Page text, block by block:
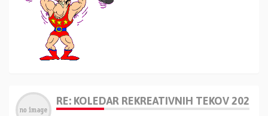
RE: KOLEDAR REKREATIVNIH TEKOV 2025,